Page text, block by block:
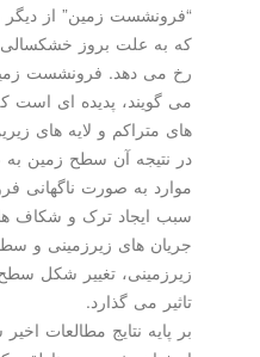
“فرونشست زمین” از دیگر رخنمون
که به علت بروز خشکسالی ها و
رخ می دهد. فرونشست زمین که به
می گویند، پدیده ای است که بر
های متراکم و لایه های زیرین
در نتیجه آن سطح زمین به صورت
موارد به صورت ناگهانی فرو می
سبب ایجاد ترک و شکاف هایی در
جریان های زیرزمینی و سطحی،
زیرزمینی، تغییر شکل سطح
تاثیر می گذارد.
بر پایه نتایج مطالعات اخیر